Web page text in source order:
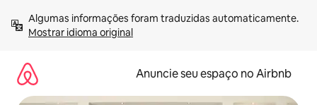
para
Mostrar idioma original
Anuncie seu espaço no Airbnb